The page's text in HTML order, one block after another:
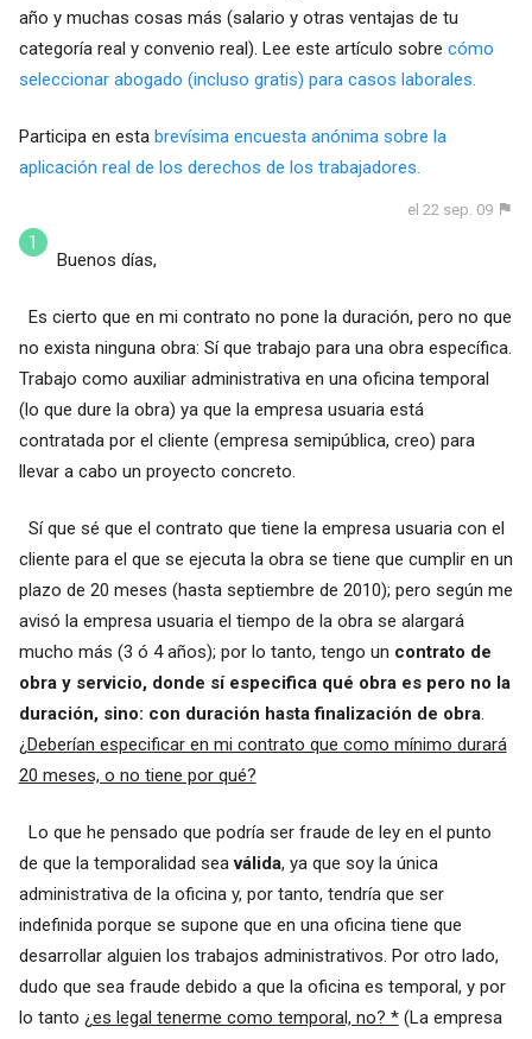
año y muchas cosas más (salario y otras ventajas de tu
categoría real y convenio real). Lee este artículo sobre cómo
seleccionar abogado (incluso gratis) para casos laborales.
Participa en esta brevísima encuesta anónima sobre la
aplicación real de los derechos de los trabajadores.
el 22 sep. 09
Buenos días,
Es cierto que en mi contrato no pone la duración, pero no que
no exista ninguna obra: Sí que trabajo para una obra específica.
Trabajo como auxiliar administrativa en una oficina temporal
(lo que dure la obra) ya que la empresa usuaria está
contratada por el cliente (empresa semipública, creo) para
llevar a cabo un proyecto concreto.
Sí que sé que el contrato que tiene la empresa usuaria con el
cliente para el que se ejecuta la obra se tiene que cumplir en un
plazo de 20 meses (hasta septiembre de 2010); pero según me
avisó la empresa usuaria el tiempo de la obra se alargará
mucho más (3 ó 4 años); por lo tanto, tengo un contrato de
obra y servicio, donde sí especifica qué obra es pero no la
duración, sino: con duración hasta finalización de obra.
¿Deberían especificar en mi contrato que como mínimo durará
20 meses, o no tiene por qué?
Lo que he pensado que podría ser fraude de ley en el punto
de que la temporalidad seaválida, ya que soy la única
administrativa de la oficina y, por tanto, tendría que ser
indefinida porque se supone que en una oficina tiene que
desarrollar alguien los trabajos administrativos. Por otro lado,
dudo que sea fraude debido a que la oficina es temporal, y por
lo tanto ¿es legal tenerme como temporal, no? *(La empresa